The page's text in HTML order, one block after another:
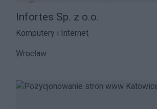
Infortes Sp. z o.o.
Komputery i Internet
Wrocław